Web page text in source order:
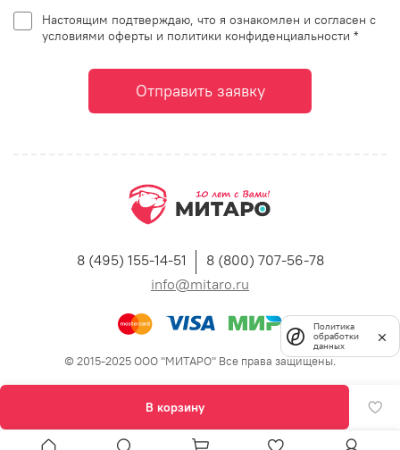
В корзину
Настоящим подтверждаю, что я ознакомлен и согласен с
условиями оферты и политики конфиденциальности *
Отправить заявку
8 (495) 155-14-51
8 (800) 707-56-78
info@mitaro.ru
© 2015-2025 ООО "МИТАРО" Все права защищены.
Политика
обработки
данных